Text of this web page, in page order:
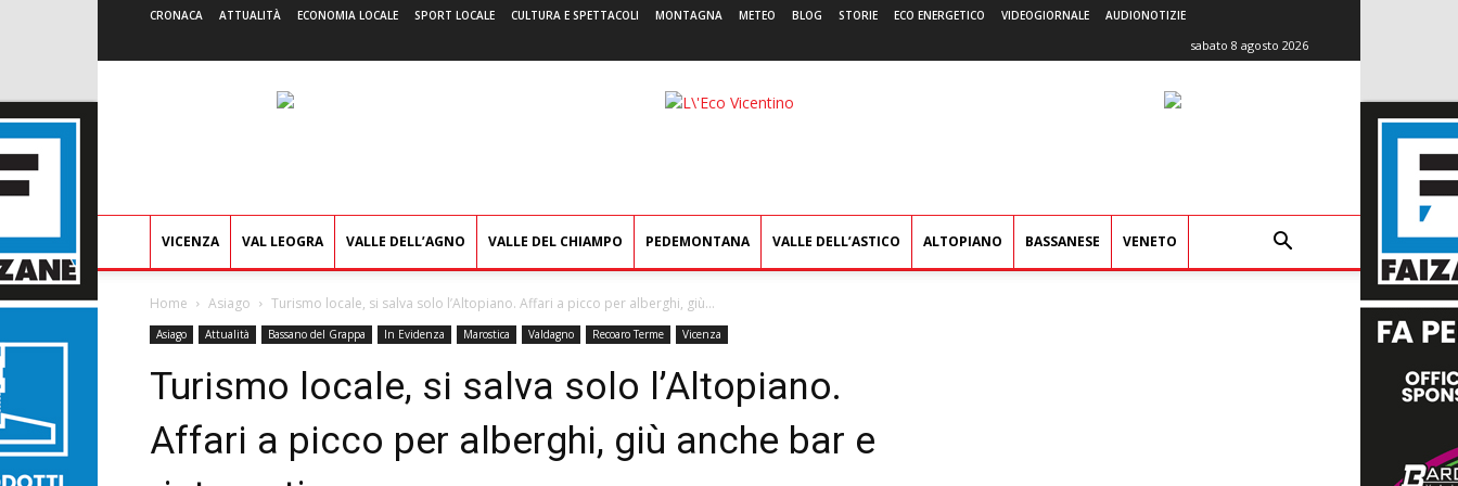
CRONACA ATTUALITÀ ECONOMIA LOCALE SPORT LOCALE CULTURA E SPETTACOLI MONTAGNA METEO BLOG STORIE ECO ENERGETICO VIDEOGIORNALE AUDIONOTIZIE
sabato 8 agosto 2026
L'Eco
VICENZA VAL LEOGRA VALLE DELL’AGNO VALLE DEL CHIAMPO PEDEMONTANA VALLE DELL’ASTICO ALTOPIANO BASSANESE VENETO
Home Asiago Turismo locale, si salva solo l’Altopiano. Affari a picco per alberghi, giù...
Asiago Attualità Bassano del Grappa In Evidenza Marostica Valdagno Recoaro Terme Vicenza
Turismo locale, si salva solo l’Altopiano.
Affari a picco per alberghi, giù anche bar e